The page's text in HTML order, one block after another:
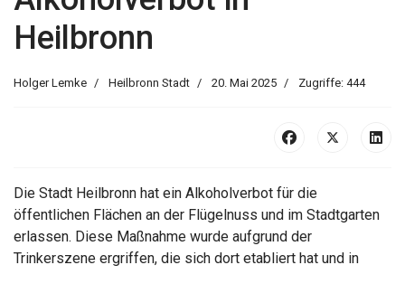
Heilbronn
Holger Lemke Heilbronn Stadt 20. Mai 2025 Zugriffe: 444
Die Stadt Heilbronn hat ein Alkoholverbot für die
öffentlichen Flächen an der Flügelnuss und im Stadtgarten
erlassen. Diese Maßnahme wurde aufgrund der
Trinkerszene ergriffen, die sich dort etabliert hat und in